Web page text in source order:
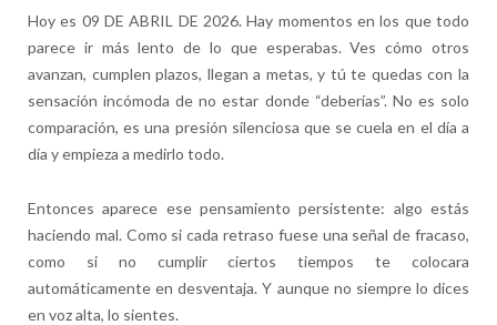
Hoy es 09 DE ABRIL DE 2026. Hay momentos en los que todo
parece ir más lento de lo que esperabas. Ves cómo otros
avanzan, cumplen plazos, llegan a metas, y tú te quedas con la
sensación incómoda de no estar donde “deberías”. No es solo
comparación, es una presión silenciosa que se cuela en el día a
día y empieza a medirlo todo.
Entonces aparece ese pensamiento persistente: algo estás
haciendo mal. Como si cada retraso fuese una señal de fracaso,
como si no cumplir ciertos tiempos te colocara
automáticamente en desventaja. Y aunque no siempre lo dices
en voz alta, lo sientes.